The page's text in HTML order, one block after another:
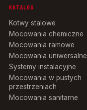
KATALOG
Kotwy stalowe
Mocowania chemiczne
Mocowania ramowe
Mocowania uniwersalne
Systemy instalacyjne
Mocowania w pustych
przestrzeniach
Mocowania sanitarne